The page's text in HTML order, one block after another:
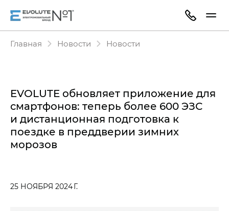
Главная Новости Новости
EVOLUTE обновляет приложение для
смартфонов: теперь более 600 ЭЗС
и дистанционная подготовка к
поездке в преддверии зимних
морозов
25 НОЯБРЯ 2024 Г.